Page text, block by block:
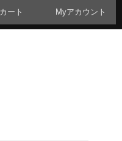
カート Myアカウント